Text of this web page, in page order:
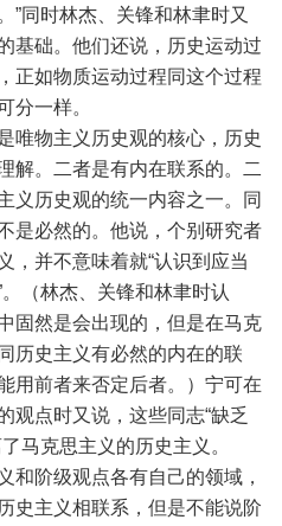
”同时林杰、关锋和林聿时又
基础。他们还说，历史运动过
正如物质运动过程同这个过程
分一样。
唯物主义历史观的核心，历史
解。二者是有内在联系的。二
义历史观的统一内容之一。同
是必然的。他说，个别研究者
，并不意味着就“认识到应当
（林杰、关锋和林聿时认
固然是会出现的，但是在马克
历史主义有必然的内在的联
用前者来否定后者。）宁可在
观点时又说，这些同志“缺乏
马克思主义的历史主义。
和阶级观点各有自己的领域，
史主义相联系，但是不能说阶